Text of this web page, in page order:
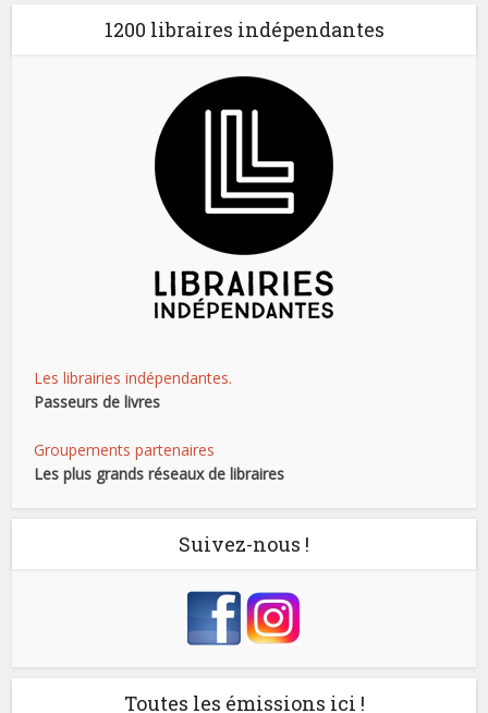
1200 libraires indépendantes
Les librairies indépendantes.
Passeurs de livres
Groupements partenaires
Les plus grands réseaux de libraires
Suivez-nous !
Toutes les émissions ici !